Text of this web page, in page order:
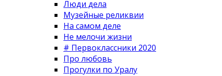
Люди дела
Музейные реликвии
На самом деле
Не мелочи жизни
# Первоклассники 2020
Про любовь
Прогулки по Уралу